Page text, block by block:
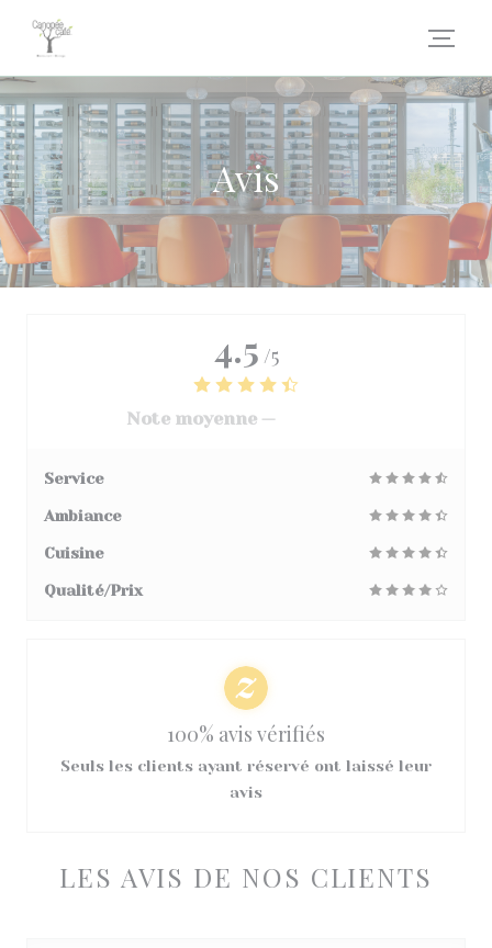
Avis
LES AVIS DE NOS CLIENTS
4.5 /5
Note moyenne —
Service
Ambiance
Cuisine
Qualité/Prix
100% avis vérifiés
Seuls les clients ayant réservé ont laissé leur
avis